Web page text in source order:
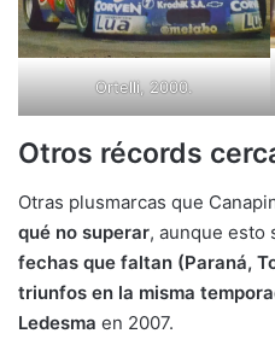
Ortelli, 2000.
Otros récords
Otras plusmarcas que
qué no superar, aunque esto
fechas que faltan (Paraná,
triunfos en la misma
Ledesma en 2007.